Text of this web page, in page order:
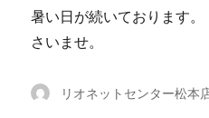
暑い日が続いております
さいませ。
投
リオネットセンター松本